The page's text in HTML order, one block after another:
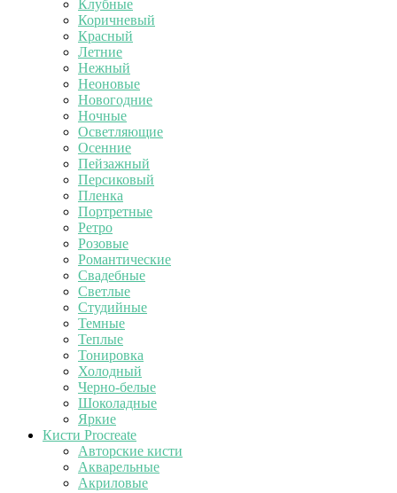
Клубные
Коричневый
Красный
Летние
Нежный
Неоновые
Новогодние
Ночные
Осветляющие
Осенние
Пейзажный
Персиковый
Пленка
Портретные
Ретро
Розовые
Романтические
Свадебные
Светлые
Студийные
Темные
Теплые
Тонировка
Холодный
Черно-белые
Шоколадные
Яркие
Кисти Procreate
Авторские кисти
Акварельные
Акриловые